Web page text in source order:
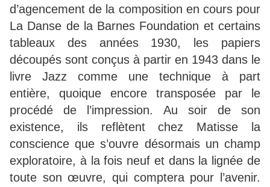
d’agencement de la composition en cours pour
La Danse de la Barnes Foundation et certains
tableaux des années 1930, les papiers
découpés sont conçus à partir en 1943 dans le
livre Jazz comme une technique à part
entière, quoique encore transposée par le
procédé de l’impression. Au soir de son
existence, ils reflètent chez Matisse la
conscience que s’ouvre désormais un champ
exploratoire, à la fois neuf et dans la lignée de
toute son œuvre, qui comptera pour l’avenir.